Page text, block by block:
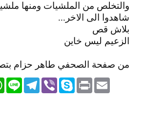
والتخلص من الملشيات ومنها
شاهدوا الى الاخر...
بلاش قص
الزعيم ليس خاين
من صفحة الصحفي طاهر حزام
Line
Telegram ViberSkype PrintEmail